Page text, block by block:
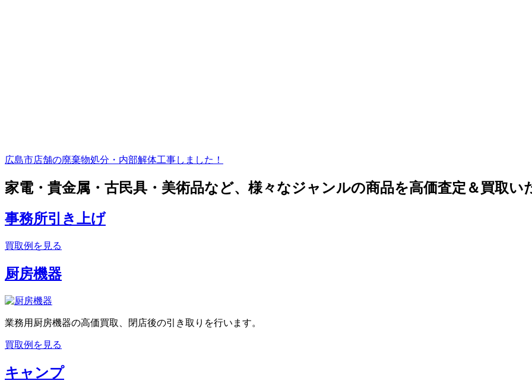
広島市店舗の廃棄物処分・内部解体工事しました！
家電・貴金属・古民具・美術品など、様々なジャンルの商品を高価査定＆買取い
事務所引き上げ
買取例を見る
厨房機器
業務用厨房機器の高価買取、閉店後の引き取りを行います。
買取例を見る
キャンプ